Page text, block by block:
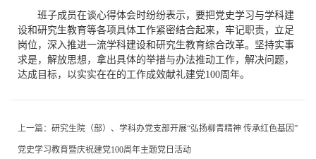
班子成员在谈心得体会时纷纷表示，要把党史学习与学科建
设和研究生教育等各项具体工作紧密结合起来，牢记职责，立足
岗位，深入推进一流学科建设和研究生教育综合改革。坚持实事
求是，解放思想，拿出具体的举措与办法推动工作，解决问题，
达成目标，以实实在在的工作成效献礼建党100周年。
上一篇： 研究生院（部）、学科办党支部开展“弘扬柳青精神 传承红色基因”
党史学习教育暨庆祝建党100周年主题党日活动